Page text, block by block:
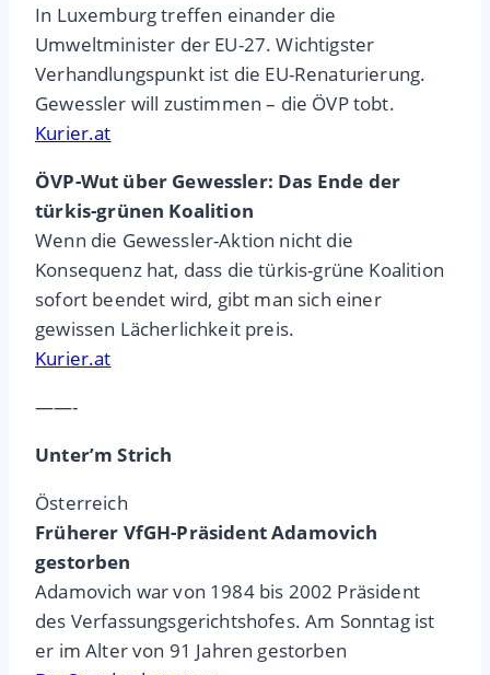
In Luxemburg treffen einander die
Umweltminister der EU-27. Wichtigster
Verhandlungspunkt ist die EU-Renaturierung.
Gewessler will zustimmen – die ÖVP tobt.
Kurier.at
ÖVP-Wut über Gewessler: Das Ende der
türkis-grünen Koalition
Wenn die Gewessler-Aktion nicht die
Konsequenz hat, dass die türkis-grüne Koalition
sofort beendet wird, gibt man sich einer
gewissen Lächerlichkeit preis.
Kurier.at
——-
Unter’m Strich
Österreich
Früherer VfGH-Präsident Adamovich
gestorben
Adamovich war von 1984 bis 2002 Präsident
des Verfassungsgerichtshofes. Am Sonntag ist
er im Alter von 91 Jahren gestorben